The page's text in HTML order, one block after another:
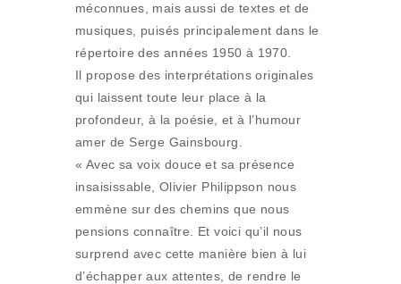
méconnues, mais aussi de textes et de
musiques, puisés principalement dans le
répertoire des années 1950 à 1970.
Il propose des interprétations originales
qui laissent toute leur place à la
profondeur, à la poésie, et à l’humour
amer de Serge Gainsbourg.
« Avec sa voix douce et sa présence
insaisissable, Olivier Philippson nous
emmène sur des chemins que nous
pensions connaître. Et voici qu’il nous
surprend avec cette manière bien à lui
d’échapper aux attentes, de rendre le